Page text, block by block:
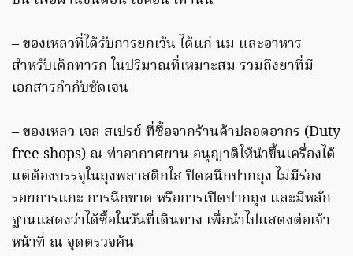
– ของเหลวที่ได้รับการยกเว้น ได้แก่ นม และอาหาร
สำหรับเด็กทารก ในปริมาณที่เหมาะสม รวมถึงยาที่มี
เอกสารกำกับชัดเจน
– ของเหลว เจล สเปรย์ ที่ซื้อจากร้านค้าปลอดอากร (Duty
free shops) ณ ท่าอากาศยาน อนุญาติให้นำขึ้นเครื่องได้
แต่ต้องบรรจุในถุงพลาสติกใส ปิดผนึกปากถุง ไม่มีร่อง
รอยการแกะ การฉีกขาด หรือการเปิดปากถุง และมีหลัก
ฐานแสดงว่าได้ซื้อในวันที่เดินทาง เพื่อนำไปแสดงต่อเจ้า
หน้าที่ ณ จุดตรวจค้น